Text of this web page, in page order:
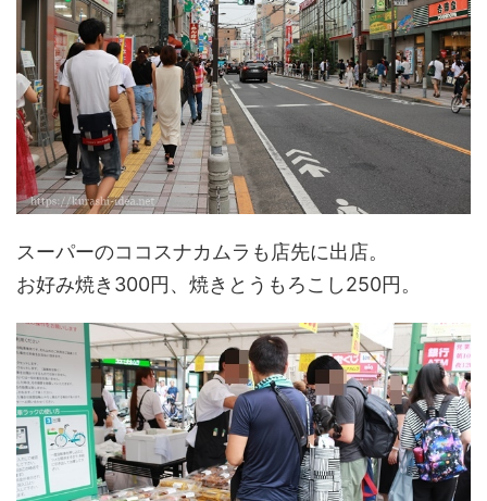
スーパーのココスナカムラも店先に出店。
お好み焼き300円、焼きとうもろこし250円。